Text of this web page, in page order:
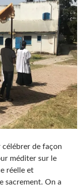
célébrer de façon
méditer sur le
réelle et
sacrement. On a